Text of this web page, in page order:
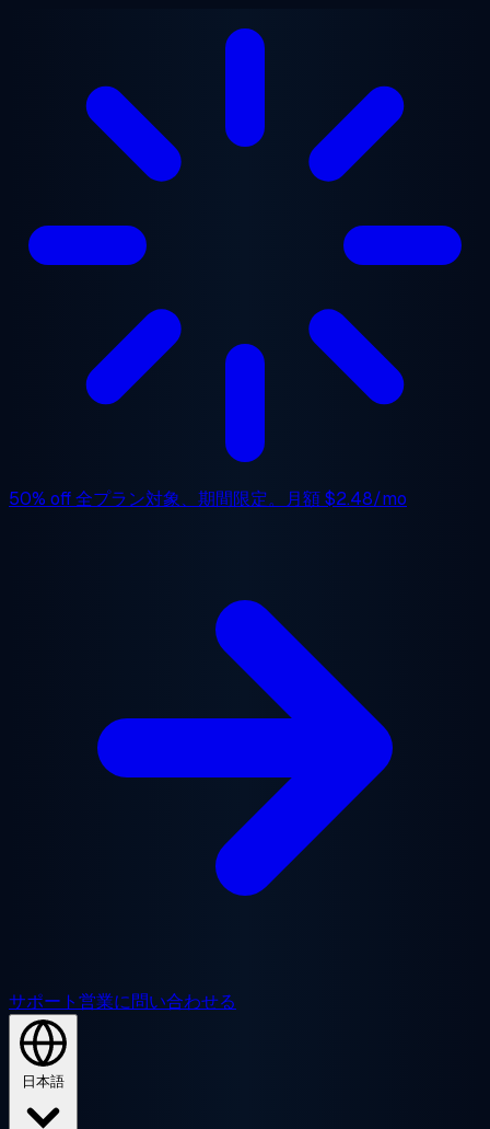
50% off全プラン対象、期間限定。月額$2.48/mo
サポート営業に問い合わせる
日本語